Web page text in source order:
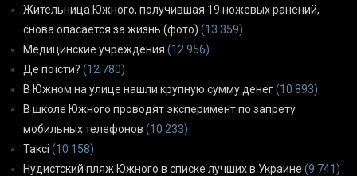
Жительница Южного, получившая 19 ножевых ранений,
снова опасается за жизнь (фото) (13 359)
Медицинские учреждения (12 956)
Де поїсти? (12 780)
В Южном на улице нашли крупную сумму денег(10 893)
В школе Южного проводят эксперимент по запрету
мобильных телефонов (10 233)
Таксі (10 158)
Нудистский пляж Южного в списке лучших в Украине (9 741)